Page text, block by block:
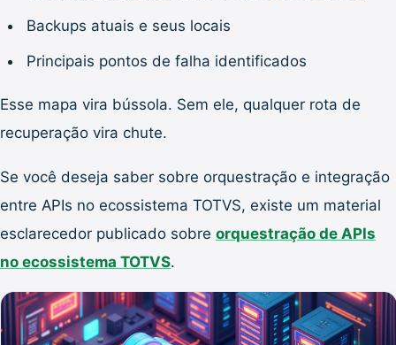
Backups atuais e seus locais
Principais pontos de falha identificados
Esse mapa vira bússola. Sem ele, qualquer rota de
recuperação vira chute.
Se você deseja saber sobre orquestração e integração
entre APIs no ecossistema TOTVS, existe um material
esclarecedor publicado sobre orquestração de APIs
no ecossistema TOTVS.